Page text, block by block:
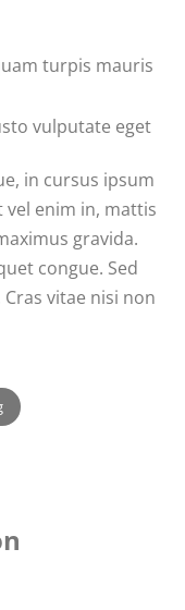
turpis mauris
vulputate eget
in cursus ipsum
vel enim in, mattis
gravida.
congue. Sed
vitae nisi non